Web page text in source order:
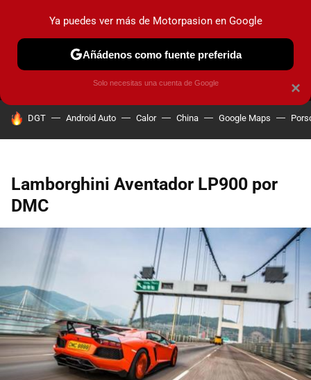
MENÚ NUEVO
COCHES ELÉCTRICOS OBSERVATORIO
HOY SE HABLA DE
DGT Android Auto Calor China Google Maps
Lamborghini Aventador LP900 por
DMC
×
Ya puedes ver más de Motorpasion en Google
Añádenos como fuente preferida
Solo necesitas una cuenta de Google